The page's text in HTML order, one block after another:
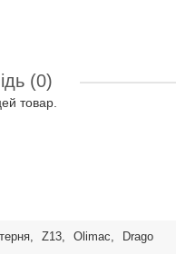
(0)
товар.
, Z13, Olimac, Drago